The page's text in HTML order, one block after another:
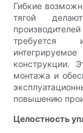
Гибкие
тягой
требуется
конструкции.
монтажа и
повышению
Целостность